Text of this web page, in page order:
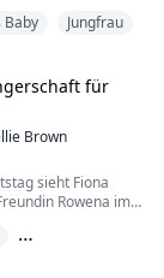
am nächsten
...
Baby Jungfrau
für
Brown
sieht Fiona
Rowena im
ihren Mann,